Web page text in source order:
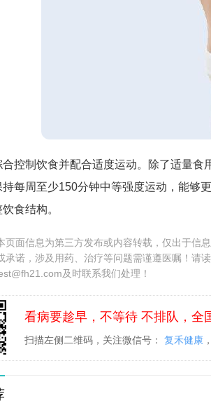
控制饮食并配合适度运动。除了适量
持每周至少150分钟中等强度运动，能够
食结构。
页面信息为第三方发布或内容转载，仅出于信
承诺，涉及用药、治疗等问题需谨遵医嘱！请
及时联系我们处理！
看病要趁早，不等待 不排队，全
扫描左侧二维码，关注微信号： 复禾健康